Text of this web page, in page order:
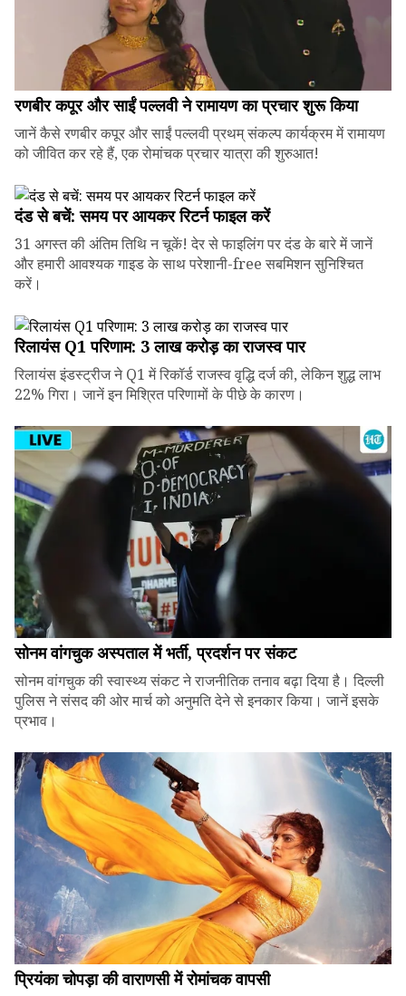
रणबीर कपूर और साईं पल्लवी ने रामायण का प्रचार शुरू किया
जानें कैसे रणबीर कपूर और साईं पल्लवी प्रथम् संकल्प कार्यक्रम में रामायण
को जीवित कर रहे हैं, एक रोमांचक प्रचार यात्रा की शुरुआत!
दंड से बचें: समय पर आयकर रिटर्न फाइल करें
31 अगस्त की अंतिम तिथि न चूकें! देर से फाइलिंग पर दंड के बारे में जानें
और हमारी आवश्यक गाइड के साथ परेशानी-free सबमिशन सुनिश्चित
करें।
रिलायंस Q1 परिणाम: ₹3 लाख करोड़ का राजस्व पार
रिलायंस इंडस्ट्रीज ने Q1 में रिकॉर्ड राजस्व वृद्धि दर्ज की, लेकिन शुद्ध लाभ
22% गिरा। जानें इन मिश्रित परिणामों के पीछे के कारण।
सोनम वांगचुक अस्पताल में भर्ती, प्रदर्शन पर संकट
सोनम वांगचुक की स्वास्थ्य संकट ने राजनीतिक तनाव बढ़ा दिया है। दिल्ली
पुलिस ने संसद की ओर मार्च को अनुमति देने से इनकार किया। जानें इसके
प्रभाव।
प्रियंका चोपड़ा की वाराणसी में रोमांचक वापसी